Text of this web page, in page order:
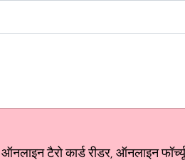
टैरो कार्ड रीडर, ऑनलाइन